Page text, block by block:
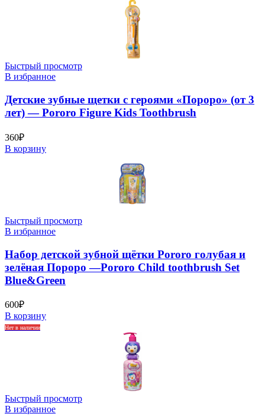
Быстрый просмотр
В избранное
Детские зубные щетки с героями «Пороро» (от 3
лет) — Pororo Figure Kids Toothbrush
360₽
В корзину
Быстрый просмотр
В избранное
Набор детской зубной щётки Pororo голубая и
зелёная Пороро —Pororo Child toothbrush Set
Blue&Green
600₽
В корзину
Нет в наличии
Быстрый просмотр
В избранное